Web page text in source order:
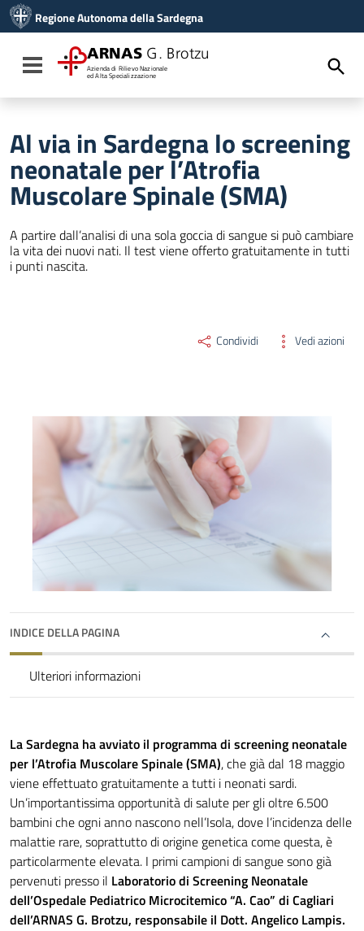
Vai al menu di navigazione
Vai al footer
Regione Autonoma della Sardegna
Toggle navigation
ARNAS G. Brotzu
Azienda di Rilievo Nazionale
ed Alta Specializzazione
Al via in Sardegna lo screening
neonatale per l’Atrofia
Muscolare Spinale (SMA)
A partire dall’analisi di una sola goccia di sangue si può cambiare
la vita dei nuovi nati. Il test viene offerto gratuitamente in tutti
i punti nascita.
Condividi Vedi azioni
INDICE DELLA PAGINA
Ulteriori informazioni
La Sardegna ha avviato il programma di screening neonatale
per l’Atrofia Muscolare Spinale (SMA), che già dal 18 maggio
viene effettuato gratuitamente a tutti i neonati sardi.
Un’importantissima opportunità di salute per gli oltre 6.500
bambini che ogni anno nascono nell’Isola, dove l’incidenza delle
malattie rare, soprattutto di origine genetica come questa, è
particolarmente elevata. I primi campioni di sangue sono già
pervenuti presso il Laboratorio di Screening Neonatale
dell’Ospedale Pediatrico Microcitemico “A. Cao” di Cagliari
dell’ARNAS G. Brotzu, responsabile il Dott. Angelico Lampis.